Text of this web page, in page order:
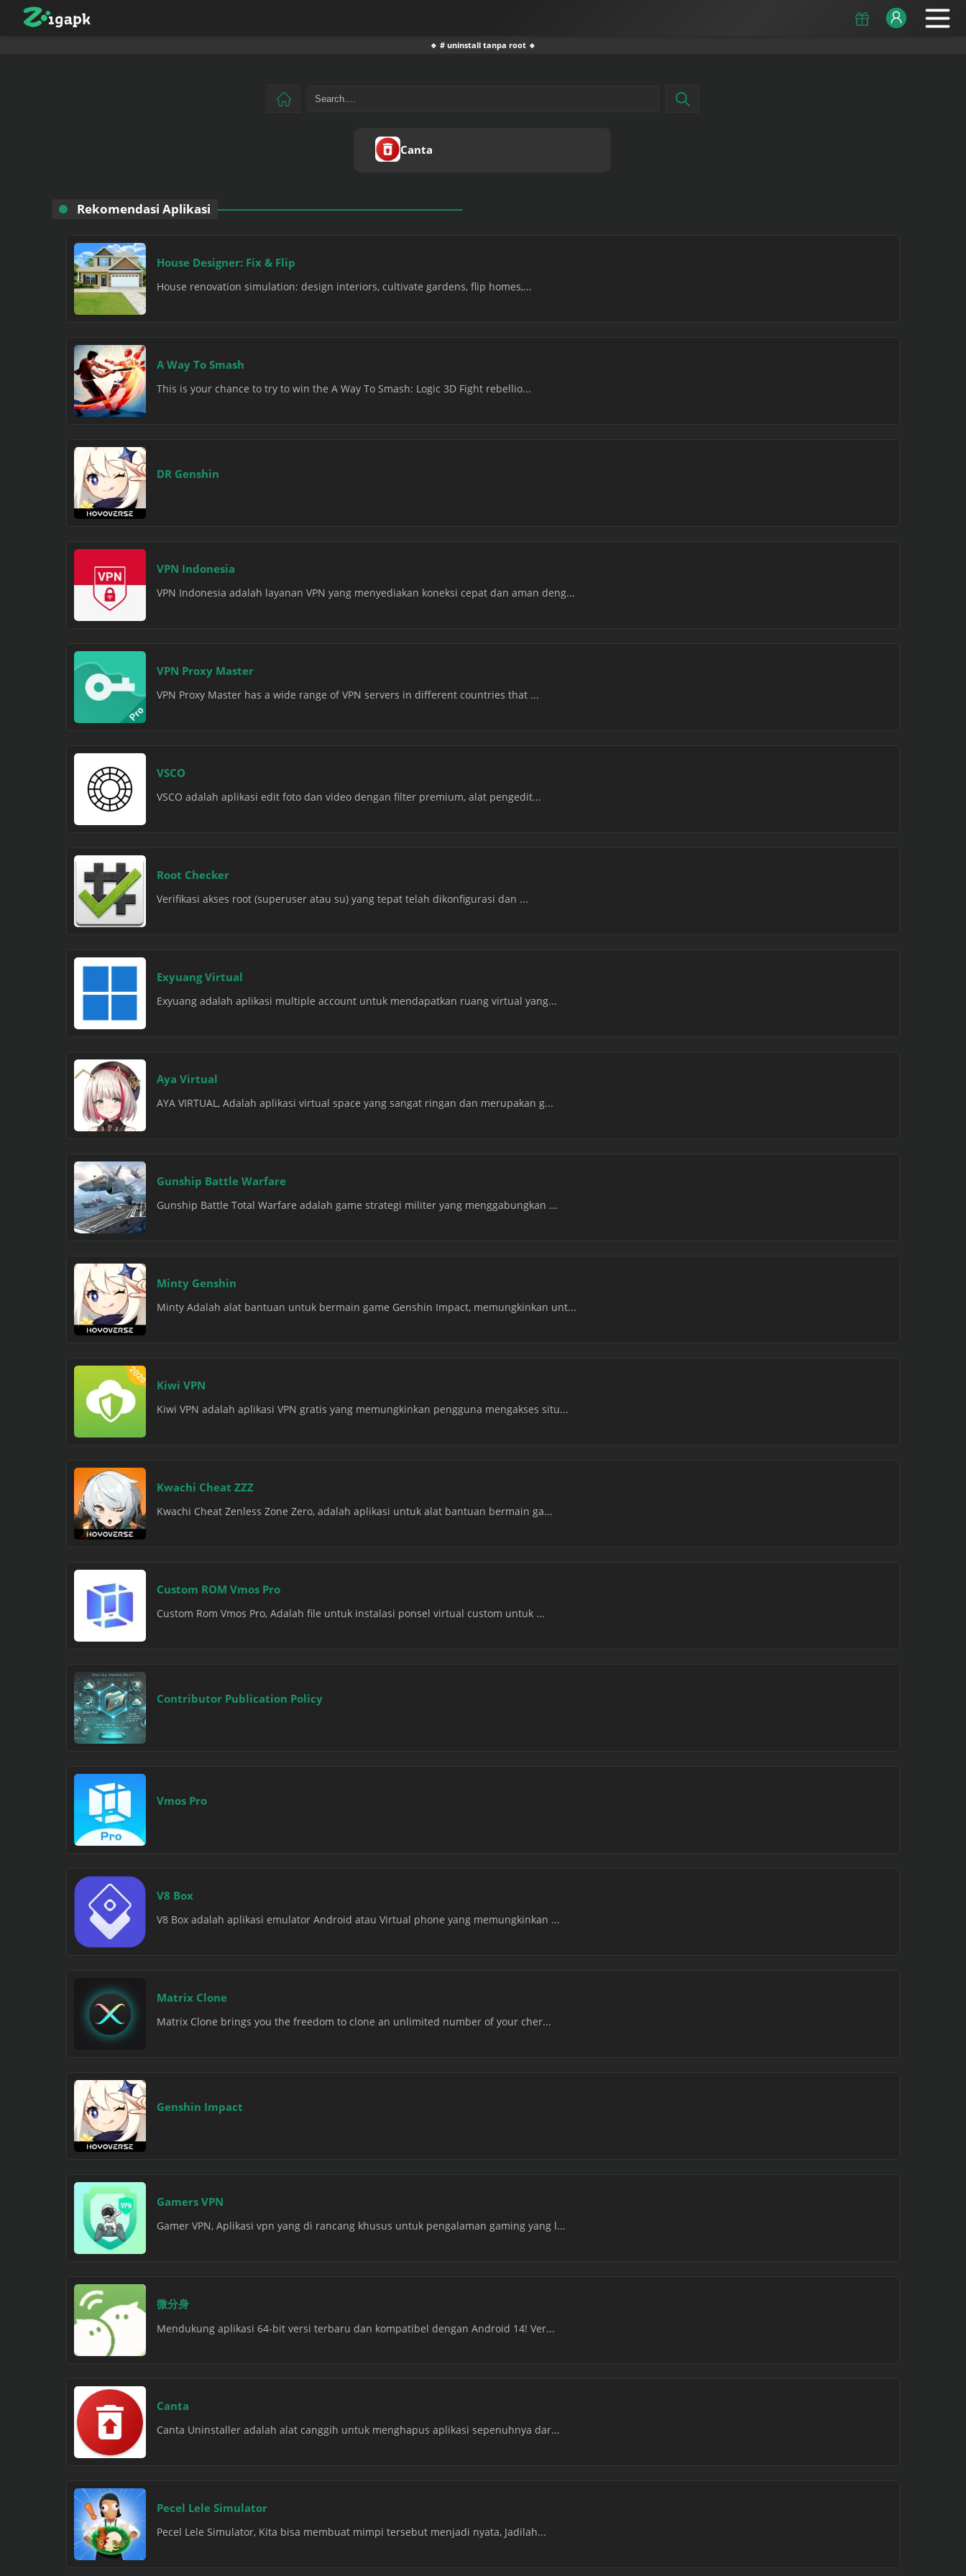
🔹 # uninstall tanpa root 🔹
Canta
Rekomendasi Aplikasi
House Designer: Fix & Flip
House renovation simulation: design interiors, cultivate gardens, flip homes,...
A Way To Smash
This is your chance to try to win the A Way To Smash: Logic 3D Fight rebellio...
DR Genshin
VPN Indonesia
VPN Indonesia adalah layanan VPN yang menyediakan koneksi cepat dan aman deng...
VPN Proxy Master
VPN Proxy Master has a wide range of VPN servers in different countries that ...
VSCO
VSCO adalah aplikasi edit foto dan video dengan filter premium, alat pengedit...
Root Checker
Verifikasi akses root (superuser atau su) yang tepat telah dikonfigurasi dan ...
Exyuang Virtual
Exyuang adalah aplikasi multiple account untuk mendapatkan ruang virtual yang...
Aya Virtual
AYA VIRTUAL, Adalah aplikasi virtual space yang sangat ringan dan merupakan g...
Gunship Battle Warfare
Gunship Battle Total Warfare adalah game strategi militer yang menggabungkan ...
Minty Genshin
Minty Adalah alat bantuan untuk bermain game Genshin Impact, memungkinkan unt...
Kiwi VPN
Kiwi VPN adalah aplikasi VPN gratis yang memungkinkan pengguna mengakses situ...
Kwachi Cheat ZZZ
Kwachi Cheat Zenless Zone Zero, adalah aplikasi untuk alat bantuan bermain ga...
Custom ROM Vmos Pro
Custom Rom Vmos Pro, Adalah file untuk instalasi ponsel virtual custom untuk ...
Contributor Publication Policy
Vmos Pro
V8 Box
V8 Box adalah aplikasi emulator Android atau Virtual phone yang memungkinkan ...
Matrix Clone
Matrix Clone brings you the freedom to clone an unlimited number of your cher...
Genshin Impact
Gamers VPN
Gamer VPN, Aplikasi vpn yang di rancang khusus untuk pengalaman gaming yang l...
微分身
Mendukung aplikasi 64-bit versi terbaru dan kompatibel dengan Android 14! Ver...
Canta
Canta Uninstaller adalah alat canggih untuk menghapus aplikasi sepenuhnya dar...
Pecel Lele Simulator
Pecel Lele Simulator, Kita bisa membuat mimpi tersebut menjadi nyata, Jadilah...